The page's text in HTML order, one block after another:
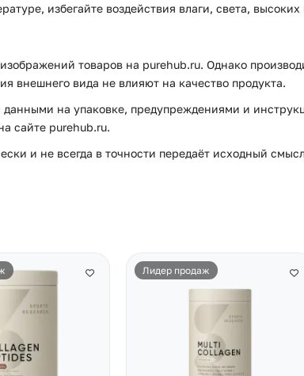
избегайте воздействия влаги, света,
товаров на purehub.ru. Однако
внешнего вида не влияют на качество продукта.
на упаковке, предупреждениями и
сайте purehub.ru.
и не всегда в точности передаёт исходный
Лидер продаж